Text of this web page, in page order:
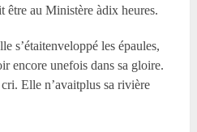
être au Ministère àdix heures.
s’étaitenveloppé les épaules,
encore unefois dans sa gloire.
Elle n’avaitplus sa rivière